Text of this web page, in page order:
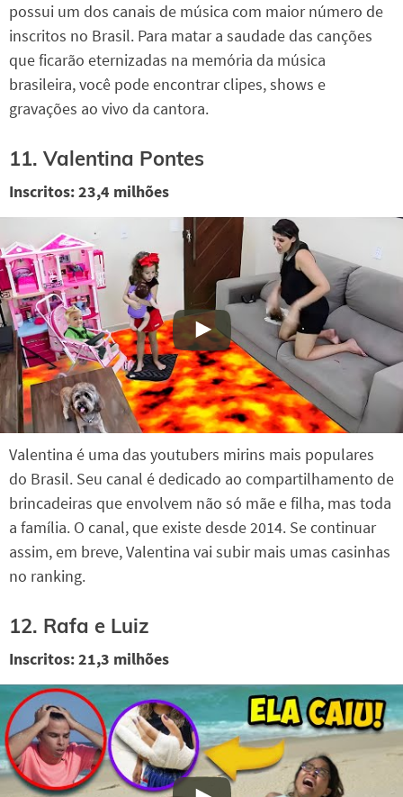
possui um dos canais de música com maior número de
inscritos no Brasil. Para matar a saudade das canções
que ficarão eternizadas na memória da música
brasileira, você pode encontrar clipes, shows e
gravações ao vivo da cantora.
11. Valentina Pontes
Inscritos: 23,4 milhões
Valentina é uma das youtubers mirins mais populares
do Brasil. Seu canal é dedicado ao compartilhamento de
brincadeiras que envolvem não só mãe e filha, mas toda
a família. O canal, que existe desde 2014. Se continuar
assim, em breve, Valentina vai subir mais umas casinhas
no ranking.
12. Rafa e Luiz
Inscritos: 21,3 milhões